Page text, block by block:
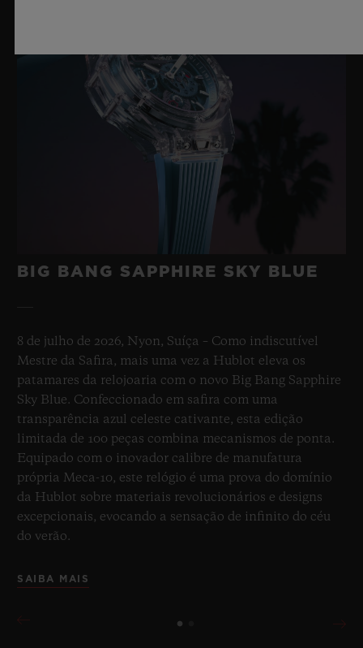
BIG BANG SAPPHIRE SKY BLUE
8 de julho de 2026, Nyon, Suíça – Como indiscutível
Mestre da Safira, mais uma vez a Hublot eleva os
patamares da relojoaria com o novo Big Bang Sapphire
Sky Blue. Confeccionado em safira com uma
transparência azul celeste cativante, esta edição
limitada de 100 peças combina mecanismos de ponta.
Equipado com o inovador calibre de manufatura
própria Meca-10, este relógio é uma prova do domínio
da Hublot sobre materiais revolucionários e designs
excepcionais, evocando a sensação de infinito do céu
do verão.
SAIBA MAIS